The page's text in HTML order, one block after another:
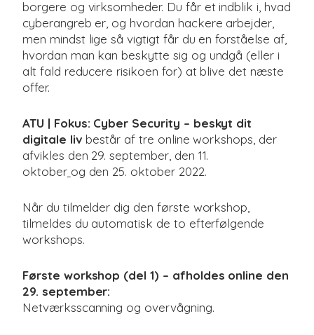
borgere og virksomheder. Du får et indblik i, hvad
cyberangreb er, og hvordan hackere arbejder,
men mindst lige så vigtigt får du en forståelse af,
hvordan man kan beskytte sig og undgå (eller i
alt fald reducere risikoen for) at blive det næste
offer.
ATU | Fokus: Cyber Security – beskyt dit
digitale liv består af tre online workshops, der
afvikles den 29. september, den 11.
oktober og den 25. oktober 2022.
Når du tilmelder dig den første workshop,
tilmeldes du automatisk de to efterfølgende
workshops.
Første workshop (del 1) – afholdes online den
29. september:
Netværksscanning og overvågning.